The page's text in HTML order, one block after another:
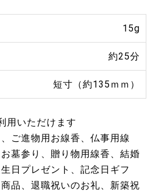
15g
約25分
短寸（約135ｍｍ）
用いただけます
ご進物用お線香、仏事用線
墓参り、贈り物用線香、結婚
日プレゼント、記念日ギフ
品、退職祝いのお礼、新築祝